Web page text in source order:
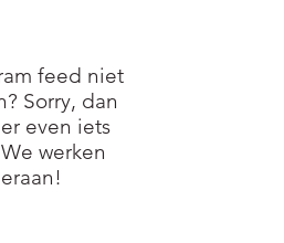
feed niet
Sorry, dan
even iets
werken
eraan!